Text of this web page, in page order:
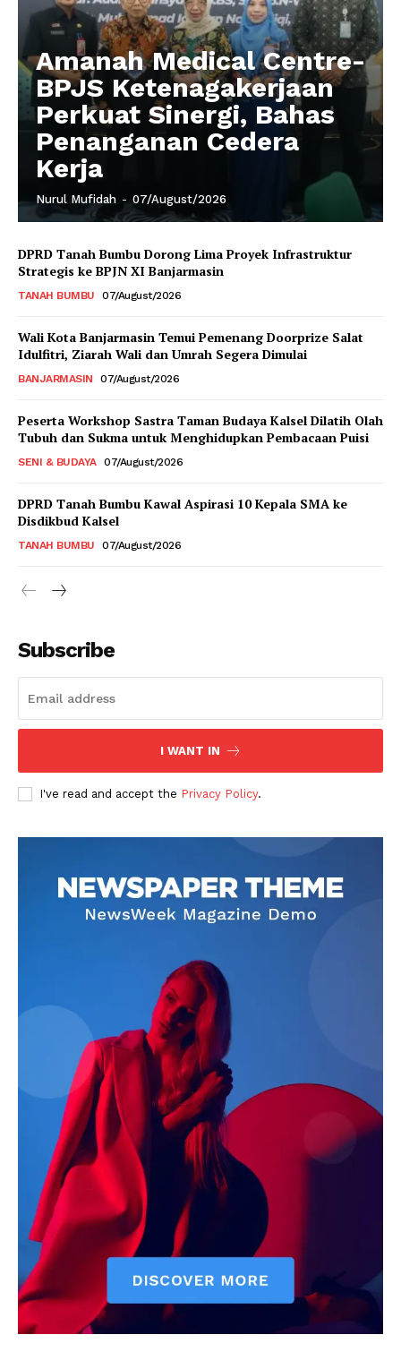
Amanah Medical Centre-
BPJS Ketenagakerjaan
Perkuat Sinergi, Bahas
Penanganan Cedera
Kerja
Nurul Mufidah - 07/August/2026
DPRD Tanah Bumbu Dorong Lima Proyek Infrastruktur
Strategis ke BPJN XI Banjarmasin
TANAH BUMBU 07/August/2026
Wali Kota Banjarmasin Temui Pemenang Doorprize Salat
Idulfitri, Ziarah Wali dan Umrah Segera Dimulai
BANJARMASIN 07/August/2026
Peserta Workshop Sastra Taman Budaya Kalsel Dilatih Olah
Tubuh dan Sukma untuk Menghidupkan Pembacaan Puisi
SENI & BUDAYA 07/August/2026
DPRD Tanah Bumbu Kawal Aspirasi 10 Kepala SMA ke
Disdikbud Kalsel
TANAH BUMBU 07/August/2026
Subscribe
I WANT IN
I've read and accept the Privacy Policy.